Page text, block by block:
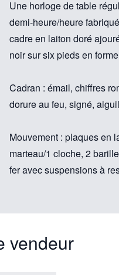
Une horloge de table
demi-heure/heure
cadre en laiton doré
noir sur six pieds en
Cadran : émail, chiffres
dorure au feu, signé,
Mouvement : plaques en
marteau/1 cloche, 2
fer avec suspensions à
vendeur